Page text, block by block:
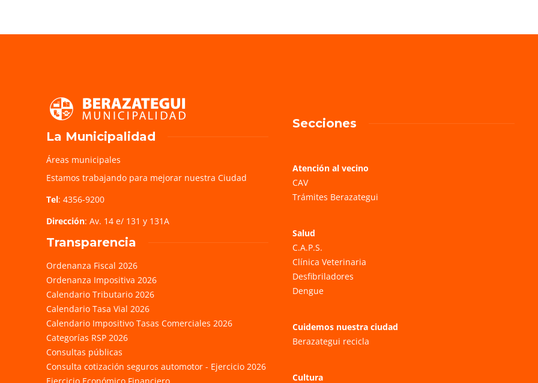
La Municipalidad
Áreas municipales
Estamos trabajando para mejorar nuestra Ciudad
Tel: 4356-9200
Dirección: Av. 14 e/ 131 y 131A
Transparencia
Ordenanza Fiscal 2026
Ordenanza Impositiva 2026
Calendario Tributario 2026
Calendario Tasa Vial 2026
Calendario Impositivo Tasas Comerciales 2026
Categorías RSP 2026
Consultas públicas
Consulta cotización seguros automotor - Ejercicio 2026
Secciones
Atención al vecino
CAV
Trámites Berazategui
Salud
C.A.P.S.
Clínica Veterinaria
Desfibriladores
Dengue
Cuidemos nuestra ciudad
Berazategui recicla
Cultura